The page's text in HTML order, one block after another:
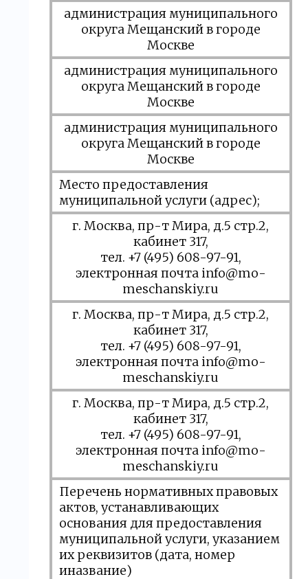
администрация муниципального
округа Мещанский в городе
Москве
администрация муниципального
округа Мещанский в городе
Москве
администрация муниципального
округа Мещанский в городе
Москве
Место предоставления
муниципальной услуги (адрес);
г. Москва, пр-т Мира, д.5 стр.2,
кабинет 317,
тел. +7 (495) 608-97-91,
электронная почта info@mo-
meschanskiy.ru
г. Москва, пр-т Мира, д.5 стр.2,
кабинет 317,
тел. +7 (495) 608-97-91,
электронная почта info@mo-
meschanskiy.ru
г. Москва, пр-т Мира, д.5 стр.2,
кабинет 317,
тел. +7 (495) 608-97-91,
электронная почта info@mo-
meschanskiy.ru
Перечень нормативных правовых
актов, устанавливающих
основания для предоставления
муниципальной услуги, указанием
их реквизитов (дата, номер
иназвание)